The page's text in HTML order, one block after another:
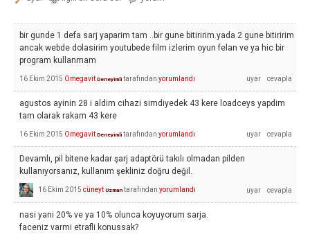
bir gunde 1 defa sarj yaparim tam ..bir gune bitiririm.yada 2 gune bitiririm
ancak webde dolasirim youtubede film izlerim oyun felan ve ya hic bir
program kullanmam
16 Ekim 2015 Omegavit Deneyimli tarafından yorumlandı
agustos ayinin 28 i aldim cihazi simdiyedek 43 kere loadceys yapdim
tam olarak rakam 43 kere
16 Ekim 2015 Omegavit Deneyimli tarafından yorumlandı
Devamlı, pil bitene kadar şarj adaptörü takılı olmadan pilden
kullanıyorsanız, kullanım şekliniz doğru değil.
16 Ekim 2015 cüneyt Uzman tarafından yorumlandı
nasi yani 20% ve ya 10% olunca koyuyorum sarja.
faceniz varmi etrafli konussak?